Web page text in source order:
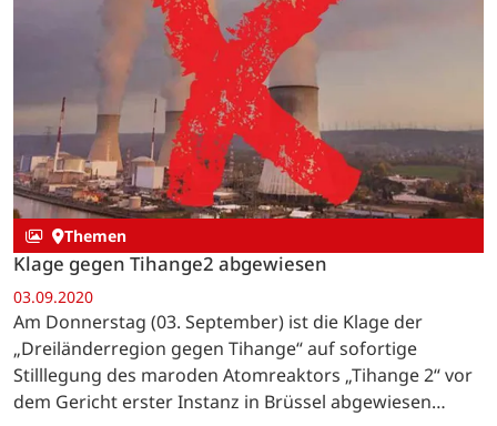
Themen
Klage gegen Tihange2 abgewiesen
03.09.2020
Am Donnerstag (03. September) ist die Klage der
„Dreiländerregion gegen Tihange“ auf sofortige
Stilllegung des maroden Atomreaktors „Tihange 2“ vor
dem Gericht erster Instanz in Brüssel abgewiesen